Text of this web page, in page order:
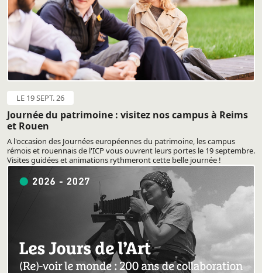
LE 19 SEPT. 26
Journée du patrimoine : visitez nos campus à Reims
et Rouen
A l'occasion des Journées européennes du patrimoine, les campus
rémois et rouennais de l'ICP vous ouvrent leurs portes le 19 septembre.
Visites guidées et animations rythmeront cette belle journée !